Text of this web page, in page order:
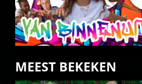
MEEST BEKEKEN